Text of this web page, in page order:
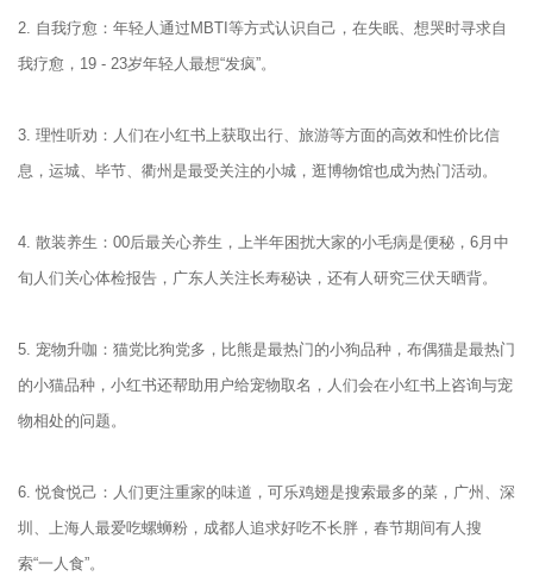
2. 自我疗愈：年轻人通过MBTI等方式认识自己，在失眠、想哭时寻求自
我疗愈，19 - 23岁年轻人最想“发疯”。
3. 理性听劝：人们在小红书上获取出行、旅游等方面的高效和性价比信
息，运城、毕节、衢州是最受关注的小城，逛博物馆也成为热门活动。
4. 散装养生：00后最关心养生，上半年困扰大家的小毛病是便秘，6月中
旬人们关心体检报告，广东人关注长寿秘诀，还有人研究三伏天晒背。
5. 宠物升咖：猫党比狗党多，比熊是最热门的小狗品种，布偶猫是最热门
的小猫品种，小红书还帮助用户给宠物取名，人们会在小红书上咨询与宠
物相处的问题。
6. 悦食悦己：人们更注重家的味道，可乐鸡翅是搜索最多的菜，广州、深
圳、上海人最爱吃螺蛳粉，成都人追求好吃不长胖，春节期间有人搜
索“一人食”。